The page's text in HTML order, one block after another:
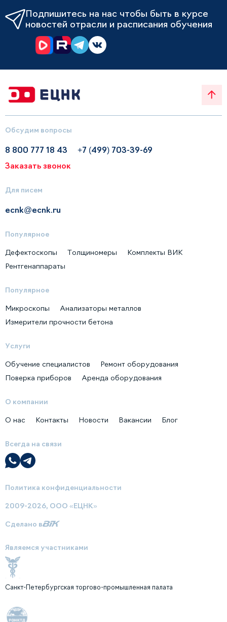
Подпишитесь на нас чтобы быть в курсе
новостей отрасли и расписания обучения
Обсудим вопросы
8 800 777 18 43
+7 (499) 703-39-69
Заказать звонок
Для писем
ecnk@ecnk.ru
Популярное
Дефектоскопы Толщиномеры
Комплекты ВИК
Рентгенаппараты
Популярное
Микроскопы
Анализаторы металлов
Измерители прочности бетона
Услуги
Обучение специалистов
Ремонт оборудования
Поверка приборов
Аренда оборудования
О компании
О нас Контакты Новости Вакансии Блог
Всегда на связи
Политика конфиденциальности
2009-2026, ООО «ЕЦНК»
Сделано в
Являемся участниками
Санкт-Петербургская торгово-промышленная палата